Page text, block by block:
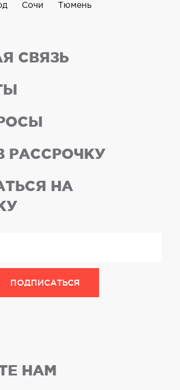
Сочи Тюмень
СВЯЗЬ
РАССРОЧКУ
НА
НАМ